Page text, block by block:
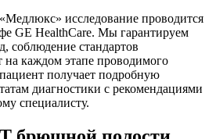
исследование проводится
GE HealthCare. Мы гарантируем
соблюдение стандартов
на каждом этапе проводимого
получает подробную
диагностики с рекомендациями
специалисту.